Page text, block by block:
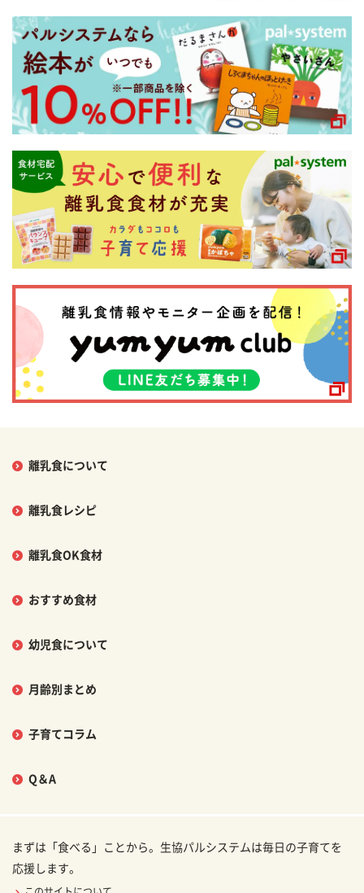
離乳食について
離乳食レシピ
離乳食OK食材
おすすめ食材
幼児食について
月齢別まとめ
子育てコラム
Q＆A
まずは「食べる」ことから。生協パルシステムは毎日の子育てを
応援します。